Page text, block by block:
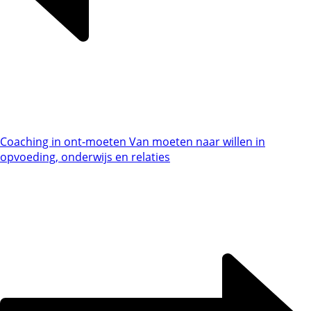
Coaching in ont-moeten Van moeten naar willen in
opvoeding, onderwijs en relaties